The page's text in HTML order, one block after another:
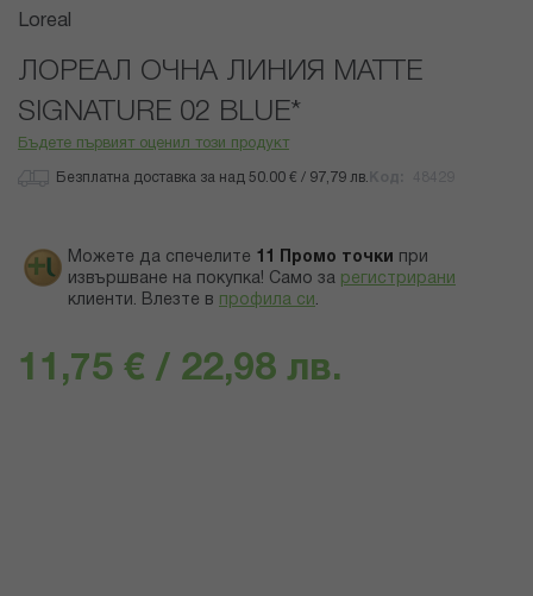
Преминете
началото
галерия
със
Loreal
ЛОРЕАЛ ОЧНА ЛИНИЯ MATTE
SIGNATURE 02 BLUE*
Бъдете първият оценил този продукт
Безплатна доставка за над 50.00 € / 97,79 лв.
Можете да спечелите 11 Промо точки
при
извършване на покупка! Само за регистрирани
клиенти. Влезте в профила си .
11,75 € / 22,98 лв.